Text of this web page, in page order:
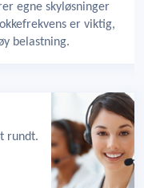
egne skyløsninger
er viktig,
belastning.
rundt.